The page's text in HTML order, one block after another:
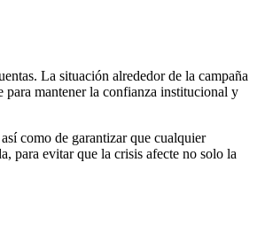
La situación alrededor de la campaña
para mantener la confianza institucional y
como de garantizar que cualquier
para evitar que la crisis afecte no solo la